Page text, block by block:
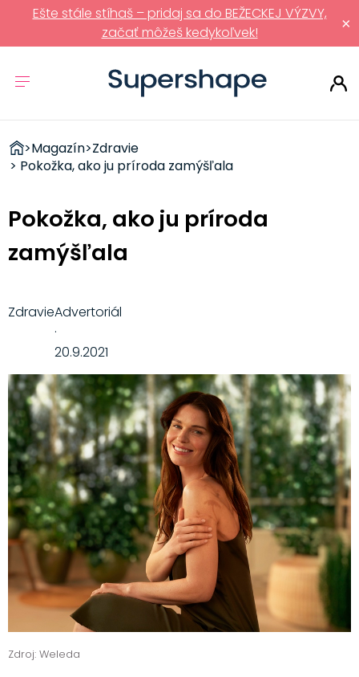
×
Ešte stále stíhaš – pridaj sa do BEŽECKEJ VÝZVY,
začať môžeš kedykoľvek!
ZDRAVÉ
RÝCHLOVKY
>Magazín>Zdravie
> Pokožka, ako ju príroda zamýšľala
Pokožka, ako ju príroda
zamýšľala
Zdroj: Weleda
ZdravieAdvertoriál
·
20.9.2021